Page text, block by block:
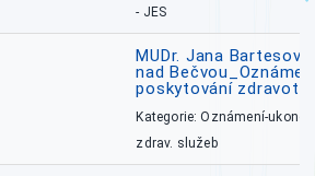
- JES
MUDr. Jana
nad
poskytování
Kategorie: Oznámení-
zdrav. služeb